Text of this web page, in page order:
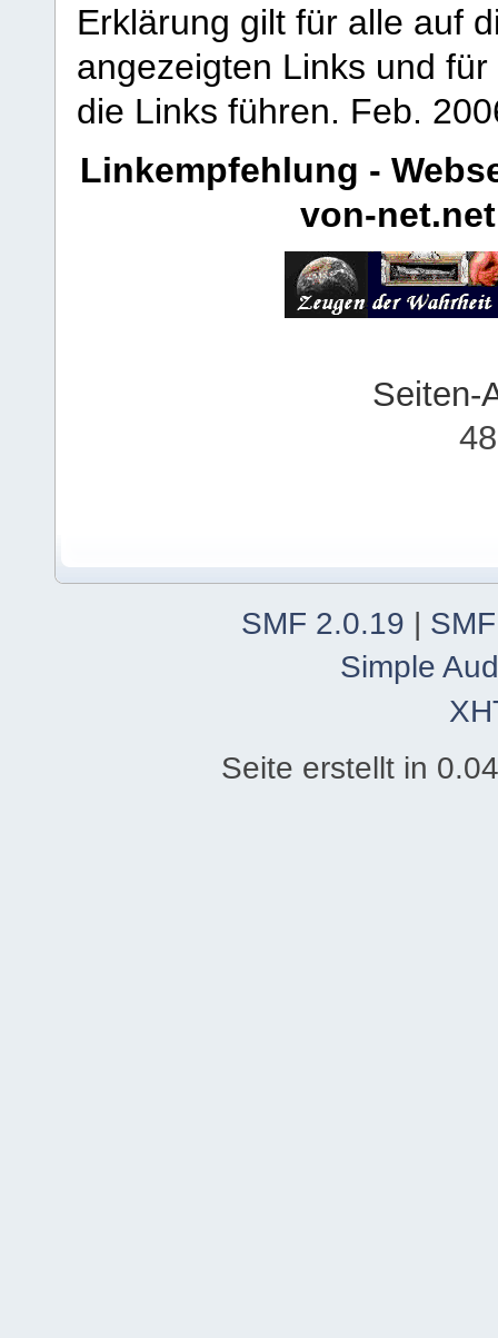
Erklärung gilt für alle auf
angezeigten Links und
die Links führen. Feb.
Linkempfehlung -
von-net.net
Seiten-
SMF 2.0.19 |
Simple
Seite erstellt in